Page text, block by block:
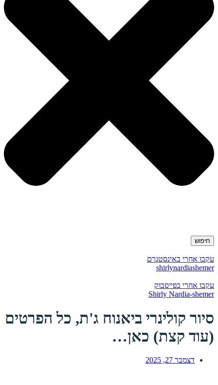
חיפוש
עקבו אחרי באינסטגרם
shirlynardiashemer
עקבו אחרי בפייסבוק
Shirly Nardia-shemer
סיור קולינרי ביאנוח ג'ת, כל הפרטים
(עוד קצת) כאן…
דצמבר 27, 2025